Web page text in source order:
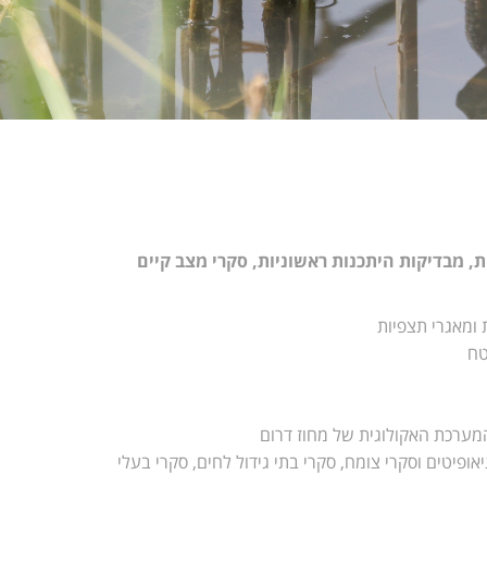
מבדיקות היתכנות ראשוניות, סקרי מצב קיים
תצפיות
המערכת האקולוגית של מחוז דרום
וסקרי צומח, סקרי בתי גידול לחים, סקרי בעלי